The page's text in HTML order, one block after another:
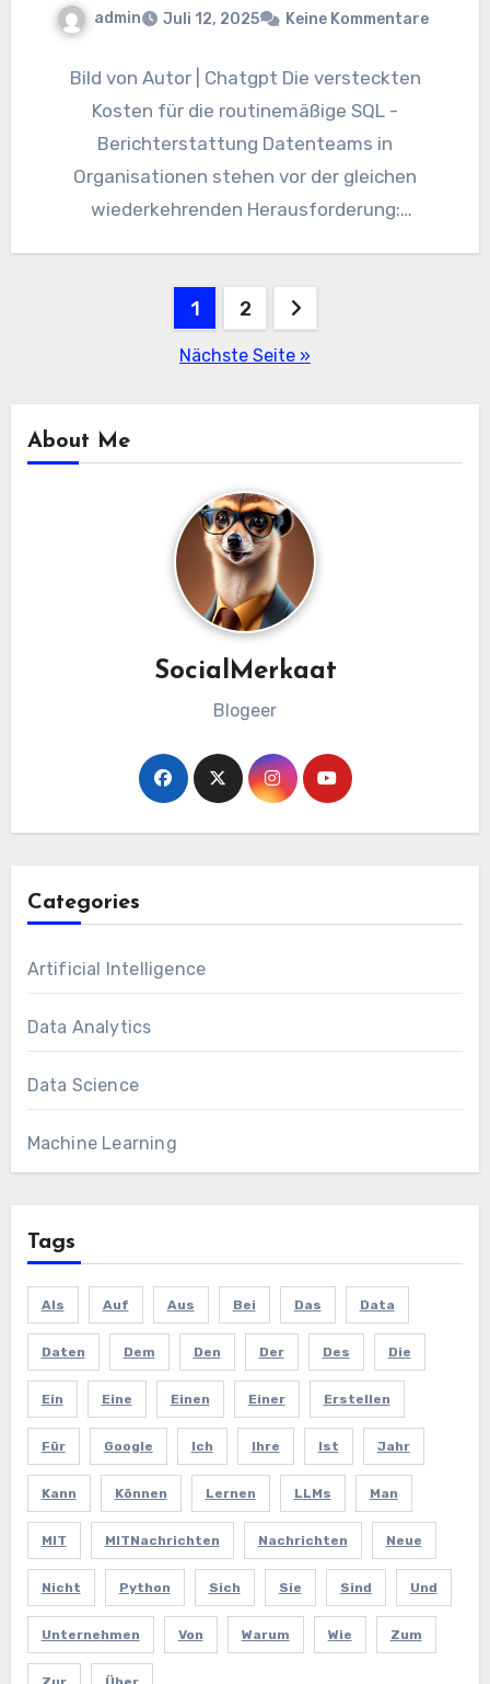
admin Juli 12, 2025 Keine Kommentare
Bild von Autor | Chatgpt Die versteckten
Kosten für die routinemäßige SQL -
Berichterstattung Datenteams in
Organisationen stehen vor der gleichen
wiederkehrenden Herausforderung:
Beitragsnavigation
1 2
Nächste Seite »
About Me
SocialMerkaat
Blogeer
Categories
Artificial Intelligence
Data Analytics
Data Science
Machine Learning
Tags
Als Auf Aus Bei Das Data
Daten Dem Den Der Des Die
Ein Eine Einen Einer Erstellen
Für Google Ich Ihre Ist Jahr
Kann Können Lernen LLMs Man
MIT MITNachrichten Nachrichten Neue
Nicht Python Sich Sie Sind Und
Unternehmen Von Warum Wie Zum